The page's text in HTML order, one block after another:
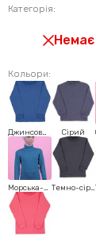
Категорія:
Немає
Кольори:
Джинсовий Сірий
Морська-хвиля Темно-сірий